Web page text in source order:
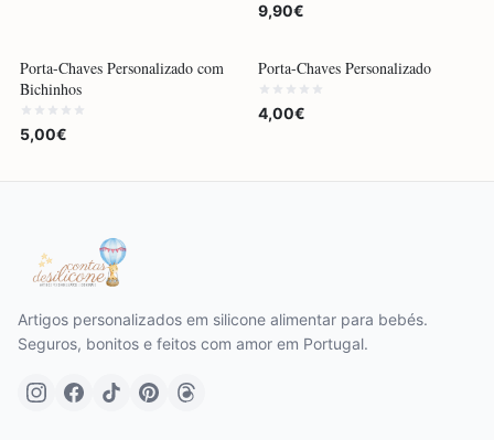
9,90€
Porta-Chaves Personalizado com
Bichinhos
5,00€
Porta-Chaves Personalizado
4,00€
Artigos personalizados em silicone alimentar para bebés.
Seguros, bonitos e feitos com amor em Portugal.